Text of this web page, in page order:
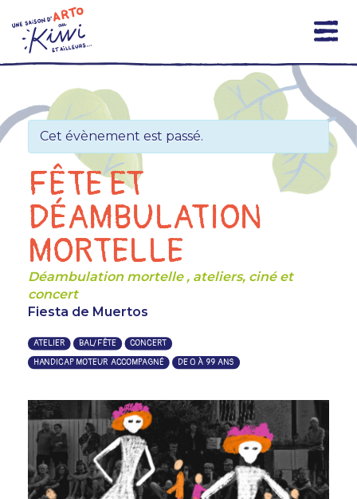
to
content
Cet évènement est passé.
FÊTE ET
DÉAMBULATION
MORTELLE
Déambulation mortelle , ateliers, ciné et
concert
Fiesta de Muertos
ATELIER BAL/FÊTE
CONCERT
HANDICAP MOTEUR ACCOMPAGNÉ
DE 0 À 99 ANS